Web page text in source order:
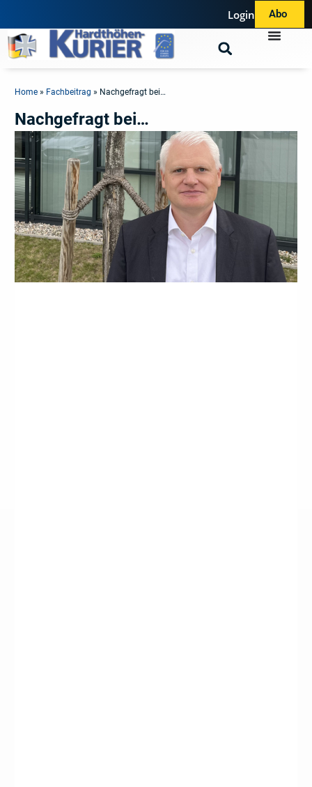
Login Abo
Home » Fachbeitrag » Nachgefragt bei…
Nachgefragt bei…